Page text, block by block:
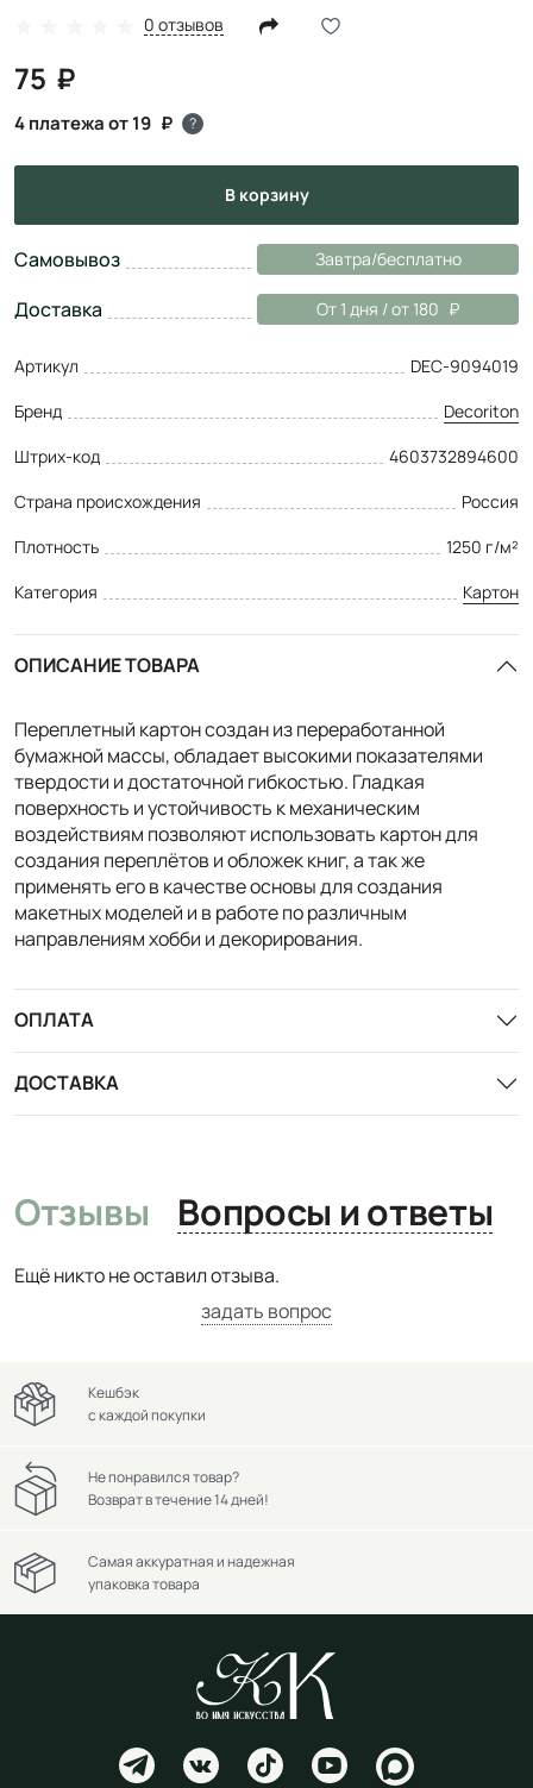
0 отзывов
75
4 платежа от 19 ?
в корзину
Самовывоз Завтра/бесплатно
Доставка От 1 дня / от 180
Артикул
DEC-9094019
Бренд
Decoriton
Штрих-код
4603732894600
Страна происхождения
Россия
Плотность
1250 г/м²
Категория
Картон
ОПИСАНИЕ ТОВАРА
Переплетный картон создан из переработанной
бумажной массы, обладает высокими показателями
твердости и достаточной гибкостью. Гладкая
поверхность и устойчивость к механическим
воздействиям позволяют использовать картон для
создания переплётов и обложек книг, а так же
применять его в качестве основы для создания
макетных моделей и в работе по различным
направлениям хобби и декорирования.
ОПЛАТА
ДОСТАВКА
Отзывы Вопросы и ответы
Ещё никто не оставил отзыва.
задать вопрос
Кешбэк
с каждой покупки
Не понравился товар?
Возврат в течение 14 дней!
Самая аккуратная и надежная
упаковка товара